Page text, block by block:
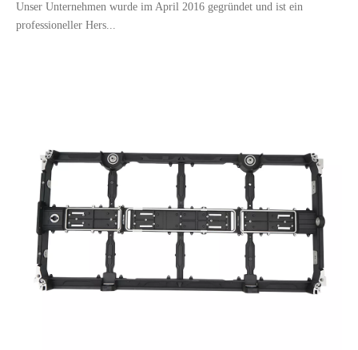
Unser Unternehmen wurde im April 2016 gegründet und ist ein
professioneller Hers...